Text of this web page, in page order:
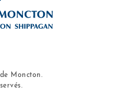
Moncton.